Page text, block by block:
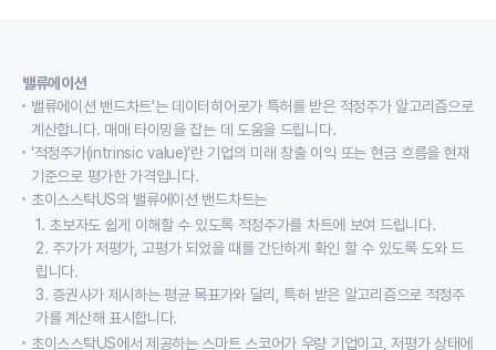
밸류에이션
밸류에이션 밴드차트'는 데이터히어로가 특허를 받은 적정주가 알고리즘으로
계산합니다. 매매 타이밍을 잡는 데 도움을 드립니다.
‘적정주가(intrinsic value)’란 기업의 미래 창출 이익 또는 현금 흐름을 현재
기준으로 평가한 가격입니다.
초이스스탁US의 밸류에이션 밴드차트는
1. 초보자도 쉽게 이해할 수 있도록 적정주가를 차트에 보여 드립니다.
2. 주가가 저평가, 고평가 되었을 때를 간단하게 확인 할 수 있도록 도와 드
립니다.
3. 증권사가 제시하는 평균 목표가와 달리, 특허 받은 알고리즘으로 적정주
가를 계산해 표시합니다.
초이스스탁US에서 제공하는 스마트 스코어가 우량 기업이고, 저평가 상태에